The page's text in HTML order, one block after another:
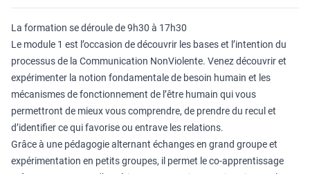
La formation se déroule de 9h30 à 17h30
Le module 1 est l’occasion de découvrir les bases et l’intention du
processus de la Communication NonViolente. Venez découvrir et
expérimenter la notion fondamentale de besoin humain et les
mécanismes de fonctionnement de l’être humain qui vous
permettront de mieux vous comprendre, de prendre du recul et
d’identifier ce qui favorise ou entrave les relations.
Grâce à une pédagogie alternant échanges en grand groupe et
expérimentation en petits groupes, il permet le co-apprentissage